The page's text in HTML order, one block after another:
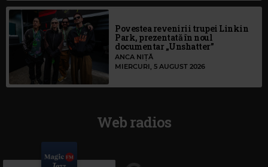
Povestea revenirii trupei Linkin
Park, prezentată în noul
documentar „Unshatter”
ANCA NIȚĂ
MIERCURI, 5 AUGUST 2026
Web radios